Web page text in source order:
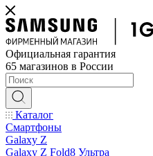
Официальная гарантия
65 магазинов в России
Каталог
Смартфоны
Galaxy Z
Galaxy Z Fold8 Ультра